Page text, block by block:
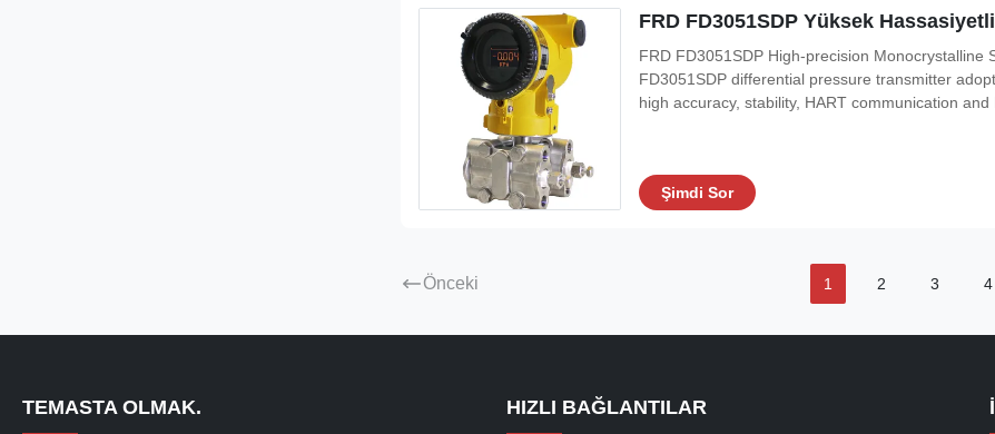
FRD FD3051SDP Yüksek
FRD FD3051SDP High-precision
FD3051SDP differential pressure transmitter
high accuracy, stability, HART communication and
Şimdi Sor
Önceki 1 2 3 4
TEMASTA OLMAK. HIZLI BAĞLANTILAR